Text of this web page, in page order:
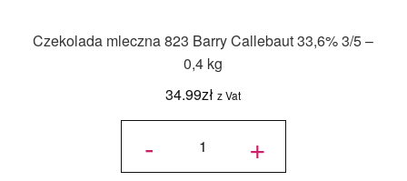
Czekolada mleczna 823 Barry Callebaut 33,6% 3/5 –
0,4 kg
34.99zł z Vat
-
ilość
823 Barry
Callebaut
33,6% 3/5
- 0,4 kg +